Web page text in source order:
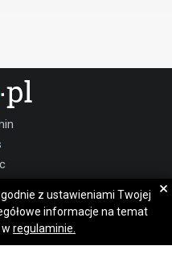
z ustawieniami Twojej
informacje na temat
regulaminie.
×